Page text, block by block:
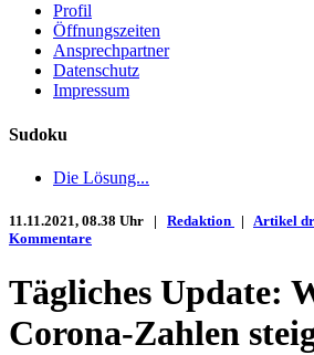
Profil
Öffnungszeiten
Ansprechpartner
Datenschutz
Impressum
Sudoku
Die Lösung...
11.11.2021, 08.38 Uhr | Redaktion | Artikel
Kommentare
Tägliches Update:
Corona-Zahlen